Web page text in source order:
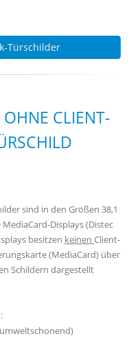
Türschilder
CLIENT-
sind in den Größen 38,1
MediaCard-Displays (Distec
besitzen keinen Client-
(MediaCard) über
Schildern dargestellt
: